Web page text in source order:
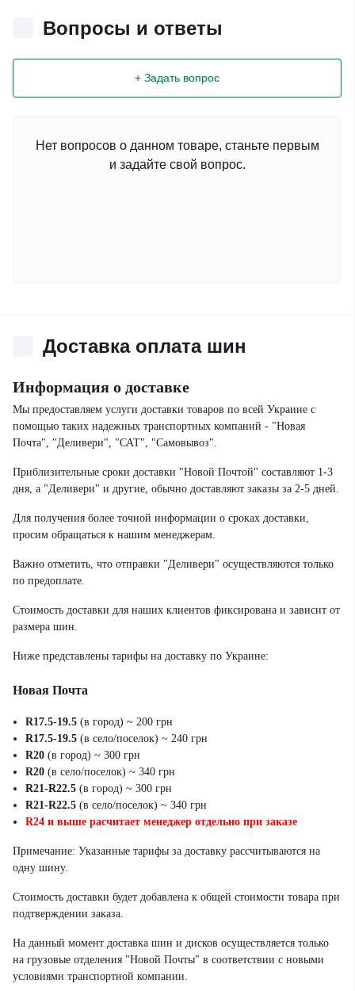
Вопросы и ответы
+ Задать вопрос
Нет вопросов о данном товаре, станьте первым
и задайте свой вопрос.
Доставка оплата шин
Информация о доставке
Мы предоставляем услуги доставки товаров по всей Украине с
помощью таких надежных транспортных компаний - "Новая
Почта", "Деливери", "САТ", "Самовывоз".
Приблизительные сроки доставки "Новой Почтой" составляют 1-3
дня, а "Деливери" и другие, обычно доставляют заказы за 2-5 дней.
Для получения более точной информации о сроках доставки,
просим обращаться к нашим менеджерам.
Важно отметить, что отправки "Деливери" осуществляются только
по предоплате.
Стоимость доставки для наших клиентов фиксирована и зависит от
размера шин.
Ниже представлены тарифы на доставку по Украине:
Новая Почта
R17.5-19.5 (в город) ~ 200 грн
R17.5-19.5 (в село/поселок) ~ 240 грн
R20 (в город) ~ 300 грн
R20 (в село/поселок) ~ 340 грн
R21-R22.5 (в город) ~ 300 грн
R21-R22.5 (в село/поселок) ~ 340 грн
R24 и выше расчитает менеджер отдельно при заказе
Примечание: Указанные тарифы за доставку рассчитываются на
одну шину.
Стоимость доставки будет добавлена к общей стоимости товара при
подтверждении заказа.
На данный момент доставка шин и дисков осуществляется только
на грузовые отделения "Новой Почты" в соответствии с новыми
условиями транспортной компании.